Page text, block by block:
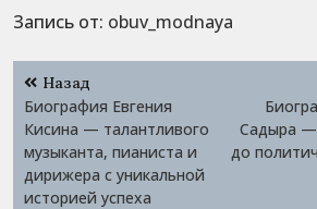
Запись от: obuv_modnaya
Навигация
по
записям
Назад
Биография Евгения
Кисина — талантливого
музыканта, пианиста и
дирижера с уникальной
историей успеха
Садыра
до